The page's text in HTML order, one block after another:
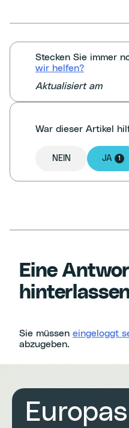
Stecken Sie immer
wir helfen?
Aktualisiert am
War dieser Artikel
NEIN JA 1
Eine
Sie müssen eingeloggt
abzugeben.
Europas